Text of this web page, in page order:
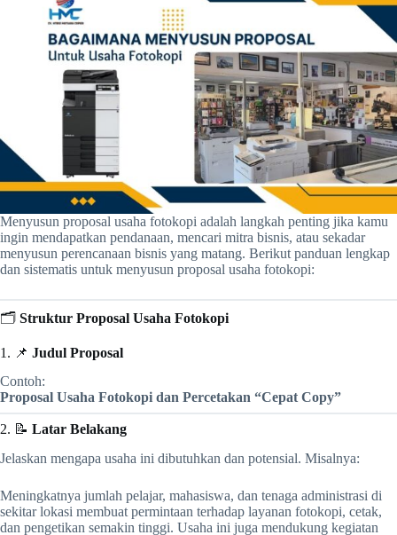
Menyusun proposal usaha fotokopi adalah langkah penting jika kamu
ingin mendapatkan pendanaan, mencari mitra bisnis, atau sekadar
menyusun perencanaan bisnis yang matang. Berikut panduan lengkap
dan sistematis untuk menyusun proposal usaha fotokopi:
🗂️ Struktur Proposal Usaha Fotokopi
1. 📌 Judul Proposal
Contoh:
Proposal Usaha Fotokopi dan Percetakan “Cepat Copy”
2. 📝 Latar Belakang
Jelaskan mengapa usaha ini dibutuhkan dan potensial. Misalnya:
Meningkatnya jumlah pelajar, mahasiswa, dan tenaga administrasi di
sekitar lokasi membuat permintaan terhadap layanan fotokopi, cetak,
dan pengetikan semakin tinggi. Usaha ini juga mendukung kegiatan